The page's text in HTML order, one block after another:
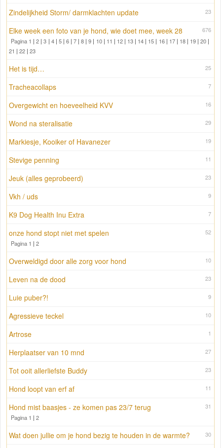
23
Zindelijkheid Storm/ darmklachten update
676
Elke week een foto van je hond, wie doet mee, week 28
Pagina 1 |2 |3 | 4| 5| 6|7 |8 |9 | 10| 11 | 12| 13 | 14 | 15 | 16| 17| 18| 19|20 |
21 | 22 | 23
25
Het is tijd…
7
Tracheacollaps
16
Overgewicht en hoeveelheid KVV
29
Wond na steralisatie
19
Markiesje, Kooiker of Havanezer
11
Stevige penning
23
Jeuk (alles geprobeerd)
9
Vkh / uds
7
K9 Dog Health Inu Extra
52
onze hond stopt niet met spelen
Pagina 1 | 2
10
Overweldigd door alle zorg voor hond
23
Leven na de dood
9
Luie puber?!
10
Agressieve teckel
1
Artrose
27
Herplaatser van 10 mnd
23
Tot ooit allerliefste Buddy
11
Hond loopt van erf af
31
Hond mist baasjes - ze komen pas 23/7 terug
Pagina 1 | 2
30
Wat doen jullie om je hond bezig te houden in de warmte?